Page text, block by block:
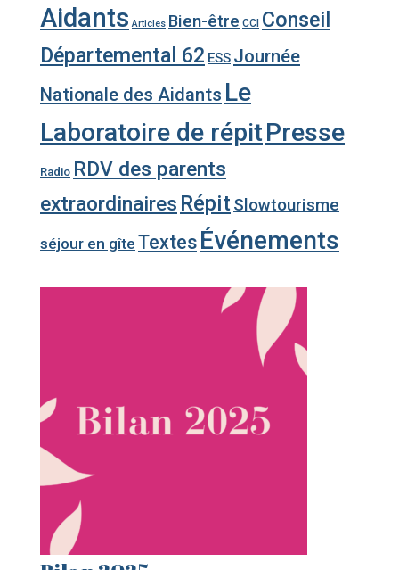
Aidants Articles Bien-être CCI Conseil
Départemental 62 ESS Journée
Nationale des Aidants Le
Laboratoire de répitPresse
Radio RDV des parents
extraordinaires RépitSlowtourisme
séjour en gîte Textes Événements